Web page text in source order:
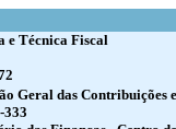
e Técnica Fiscal
Geral das Contribuições
333